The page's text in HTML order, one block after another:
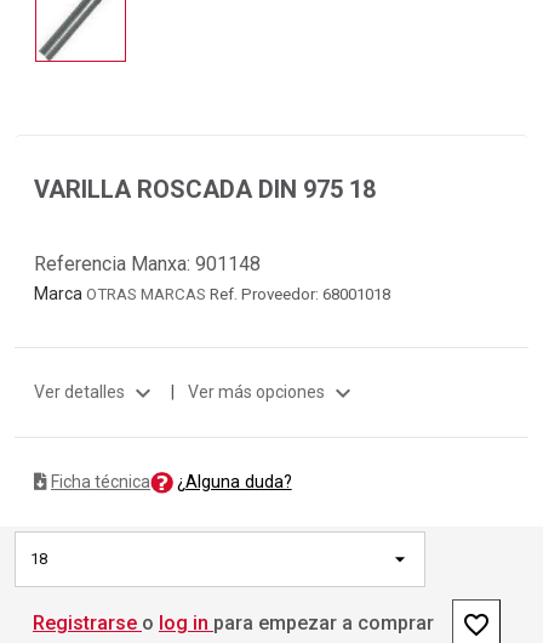
VARILLA ROSCADA DIN 975 18
Referencia Manxa: 901148
Marca OTRAS MARCAS Ref. Proveedor: 68001018
Ver detalles expand_more | Ver más opciones expand_more
Ficha técnica ¿Alguna duda?
18
Registrarse o log in para empezar a comprar favorite_border